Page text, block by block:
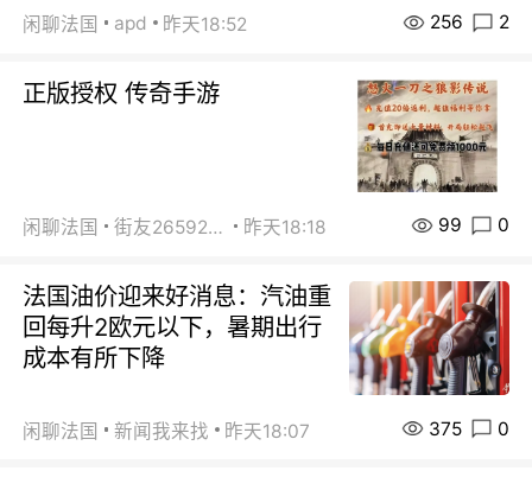
闲聊法国 apd 昨天18:52 256 2
正版授权 传奇手游
闲聊法国 街友26592800 昨天18:18 99 0
法国油价迎来好消息：汽油重
回每升2欧元以下，暑期出行
成本有所下降
闲聊法国 新闻我来找 昨天18:07 375 0